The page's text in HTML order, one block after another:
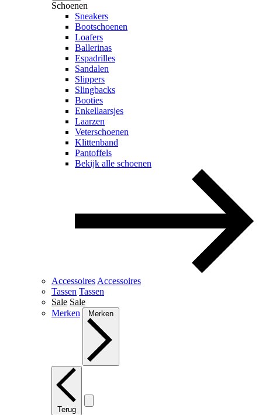
Schoenen
Sneakers
Bootschoenen
Loafers
Ballerinas
Espadrilles
Sandalen
Slippers
Slingbacks
Booties
Enkellaarsjes
Laarzen
Veterschoenen
Klittenband
Pantoffels
Bekijk alle schoenen
Accessoires Accessoires
Tassen Tassen
Sale Sale
Merken
Merken
Terug